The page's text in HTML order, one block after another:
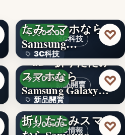
3C科技
今天 09:00
3C科技
文字
たみスマホなら
Samsung…
♡
新品開賣
今天 09:00
新品開賣
4.1
＜au＞折りたたみ
スマホなら
Samsung Galaxy…
♡
3C情報
今天 09:00
＜ソフトバンク＞
折りたたみスマホ
♡